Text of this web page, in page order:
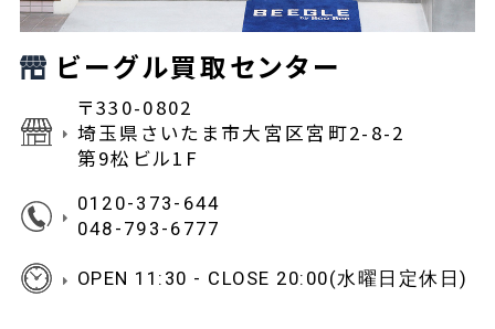
ビーグル買取センター
〒330-0802
埼玉県さいたま市大宮区宮町2-8-2
第9松ビル1F
0120-373-644
048-793-6777
OPEN 11:30 - CLOSE 20:00(水曜日定休日)